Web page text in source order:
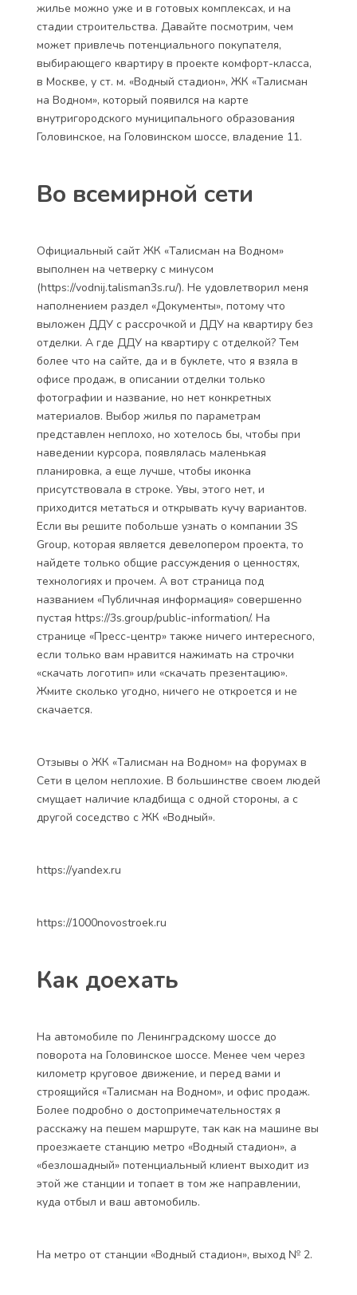
жилье можно уже и в готовых комплексах, и на
стадии строительства. Давайте посмотрим, чем
может привлечь потенциального покупателя,
выбирающего квартиру в проекте комфорт-класса,
в Москве, у ст. м. «Водный стадион», ЖК «Талисман
на Водном», который появился на карте
внутригородского муниципального образования
Головинское, на Головинском шоссе, владение 11.
Во всемирной сети
Официальный сайт ЖК «Талисман на Водном»
выполнен на четверку с минусом
(https://vodnij.talisman3s.ru/). Не удовлетворил меня
наполнением раздел «Документы», потому что
выложен ДДУ с рассрочкой и ДДУ на квартиру без
отделки. А где ДДУ на квартиру с отделкой? Тем
более что на сайте, да и в буклете, что я взяла в
офисе продаж, в описании отделки только
фотографии и название, но нет конкретных
материалов. Выбор жилья по параметрам
представлен неплохо, но хотелось бы, чтобы при
наведении курсора, появлялась маленькая
планировка, а еще лучше, чтобы иконка
присутствовала в строке. Увы, этого нет, и
приходится метаться и открывать кучу вариантов.
Если вы решите побольше узнать о компании 3S
Group, которая является девелопером проекта, то
найдете только общие рассуждения о ценностях,
технологиях и прочем. А вот страница под
названием «Публичная информация» совершенно
пустая https://3s.group/public-information/. На
странице «Пресс-центр» также ничего интересного,
если только вам нравится нажимать на строчки
«скачать логотип» или «скачать презентацию».
Жмите сколько угодно, ничего не откроется и не
скачается.
Отзывы о ЖК «Талисман на Водном» на форумах в
Сети в целом неплохие. В большинстве своем людей
смущает наличие кладбища с одной стороны, а с
другой соседство с ЖК «Водный».
https://yandex.ru
https://1000novostroek.ru
Как доехать
На автомобиле по Ленинградскому шоссе до
поворота на Головинское шоссе. Менее чем через
километр круговое движение, и перед вами и
строящийся «Талисман на Водном», и офис продаж.
Более подробно о достопримечательностях я
расскажу на пешем маршруте, так как на машине вы
проезжаете станцию метро «Водный стадион», а
«безлошадный» потенциальный клиент выходит из
этой же станции и топает в том же направлении,
куда отбыл и ваш автомобиль.
На метро от станции «Водный стадион», выход № 2.